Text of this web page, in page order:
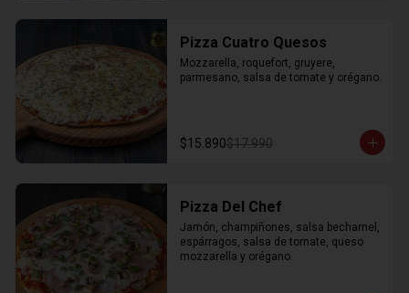
Pizza Cuatro Quesos
Mozzarella, roquefort, gruyere,
parmesano, salsa de tomate y orégano.
$15.890$17.990
Pizza Del Chef
Jamón, champiñones, salsa bechamel,
espárragos, salsa de tomate, queso
mozzarella y orégano.